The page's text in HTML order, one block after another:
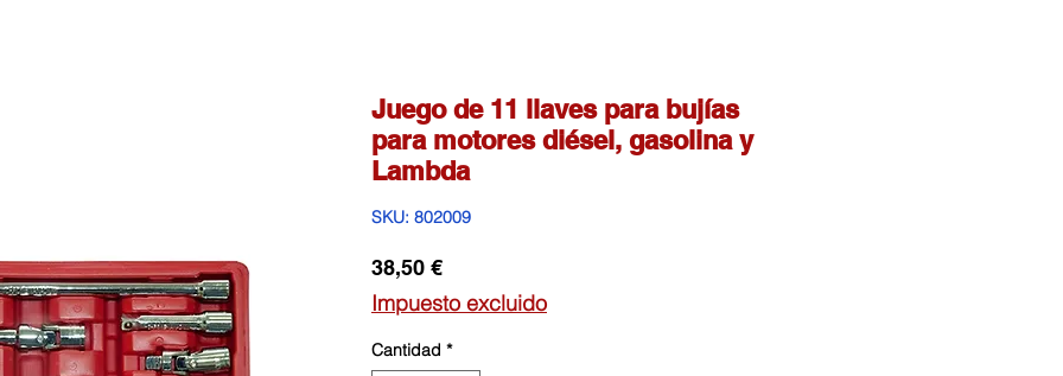
Juego de 11 llaves para bujías
para motores diésel, gasolina y
Lambda
SKU: 802009
38,50 €Precio
Impuesto excluido
Cantidad *